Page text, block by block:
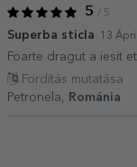
5 / 5
Superba sticla 13
Foarte dragut a iesit
Fordítás mutatása
Petronela,
Románia